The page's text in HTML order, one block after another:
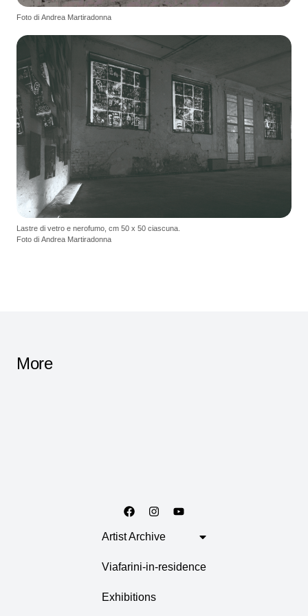
Foto di Andrea Martiradonna
Lastre di vetro e nerofumo, cm 50 x 50 ciascuna.
Foto di Andrea Martiradonna
More
Artist Archive
Viafarini-in-residence
Exhibitions